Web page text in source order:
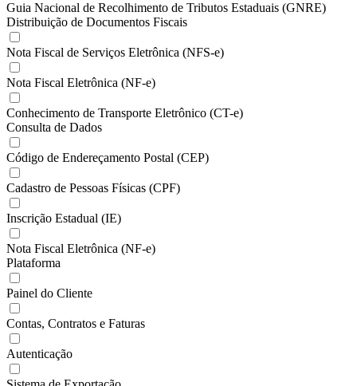
Guia Nacional de Recolhimento de Tributos Estaduais (GNRE)
Distribuição de Documentos Fiscais
Nota Fiscal de Serviços Eletrônica (NFS-e)
Nota Fiscal Eletrônica (NF-e)
Conhecimento de Transporte Eletrônico (CT-e)
Consulta de Dados
Código de Endereçamento Postal (CEP)
Cadastro de Pessoas Físicas (CPF)
Inscrição Estadual (IE)
Nota Fiscal Eletrônica (NF-e)
Plataforma
Painel do Cliente
Contas, Contratos e Faturas
Autenticação